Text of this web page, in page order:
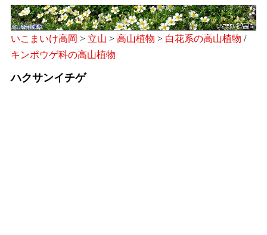
いこまいけ高岡 > 立山 > 高山植物 > 白花系の高山植物 /
キンポウゲ科の高山植物
ハクサンイチゲ